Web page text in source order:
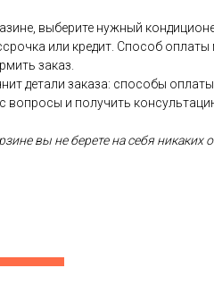
выберите нужный
или кредит. Способ
заказ.
детали заказа: способы
вопросы и получить
вы не берете на себя никаких